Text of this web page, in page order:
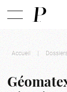
Accueil |